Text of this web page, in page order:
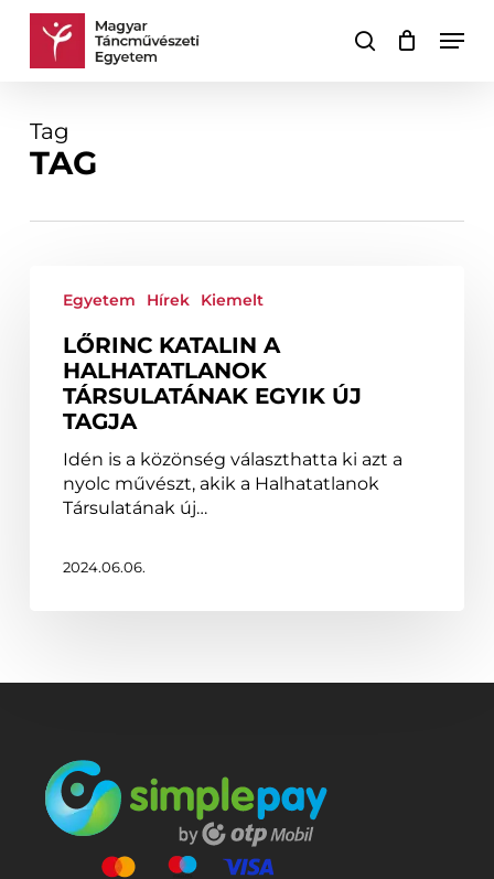
Skip
keresés
Kosár Kosár
Tag
TAG
Katalin
Halhatatlanok
Társulatának
egyik
Egyetem Hírek Kiemelt
LŐRINC KATALIN A
HALHATATLANOK
TÁRSULATÁNAK EGYIK ÚJ
TAGJA
Idén is a közönség választhatta ki azt a
nyolc művészt, akik a Halhatatlanok
Társulatának új…
2024.06.06.